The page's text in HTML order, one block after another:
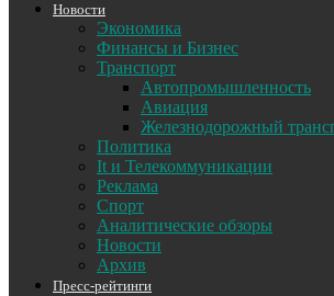
Новости
Экономика
Финансы и Бизнес
Транспорт
Автопромышленность
Авиация
Железнодорожный
Политика
It и Телекоммуникации
Реклама
Спорт
Аналитические обзоры
Новости
Архив
Пресс-рейтинги